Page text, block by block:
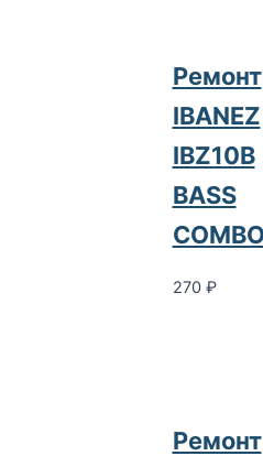
Ремонт
IBANEZ
IBZ10B
BASS
270 ₽
Ремонт